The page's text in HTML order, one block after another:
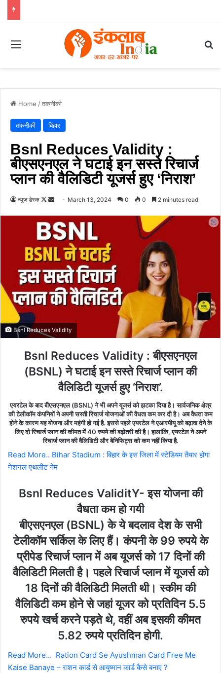
Menu
Home /तकनीकी
तकनीकी बिहार
Bsnl Reduces Validity :
बीएसएनएल ने घटाई इन सस्ते रिचार्ज
प्लान की वैलिडिटी यूजर्स हुए ‘निराश’
न्यूज़ डेस्क
Follow
X
Send
email
March 13, 2024 0 0 2 minutes read
Bsnl Reduces Validity
Bsnl Reduces Validity : बीएसएनएल
(BSNL) ने घटाई इन सस्ते रिचार्ज प्लान की
वैलिडिटी यूजर्स हुए ‘निराश’.
एयरटेल के बाद बीएसएनएल (BSNL) ने भी अपने यूजर्स को झटका दिया है। सार्वजनिक क्षेत्र
की टेलीकॉम कंपनियों ने अपनी सस्ती रिचार्ज योजनाओं की वैधता कम कर दी है। अब वैधता कम
होने के कारण यह योजना और महंगी हो गई है. इससे पहले एयरटेल ने एआरपीयू को बढ़ावा देने के
लिए दो रिचार्ज प्लान की कीमत में 40 रुपये की बढ़ोतरी की है। हालांकि, एयरटेल ने अपने
रिचार्ज प्लान की वैलिडिटी और बेनिफिट्स को कम नहीं किया है.
Read More.. Bihar Stadium : बिहार के इस जिला में स्टेडियम तैयार होगा
नेशनल एथलीट गेम
Bsnl Reduces ValiditY-इस योजना की
वैधता कम हो गयी
बीएसएनएल (BSNL) के ये बदलाव देश के सभी
टेलीकॉम सर्किल के लिए हैं। कंपनी के 99 रुपये के
प्रीपेड रिचार्ज प्लान में अब यूजर्स को 17 दिनों की
वैलिडिटी मिलती है। पहले रिचार्ज प्लान में यूजर्स को
18 दिनों की वैलिडिटी मिलती थी। स्कीम की
वैलिडिटी कम होने से जहां यूजर को प्रतिदिन 5.5
रुपये खर्च करने पड़ते थे, वहीं अब इसकी कीमत
5.82 रुपये प्रतिदिन होगी.
Read More… Ration Card Se Ayushman Card Free Me
Kaise Banaye – राशन कार्ड से आयुष्मान कार्ड कैसे बनाए ?